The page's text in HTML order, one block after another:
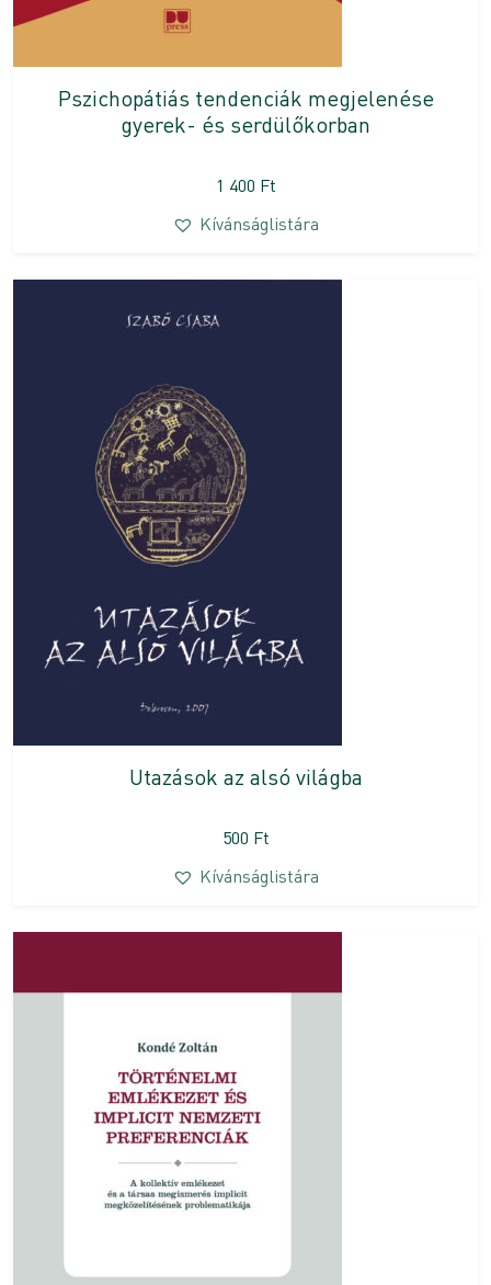
Pszichopátiás tendenciák megjelenése
gyerek- és serdülőkorban
1 400 Ft
Kívánságlistára
Utazások az alsó világba
500 Ft
Kívánságlistára